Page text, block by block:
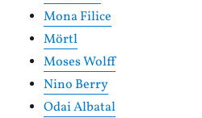
Mona Filice
Mörtl
Moses Wolff
Nino Berry
Odai Albatal